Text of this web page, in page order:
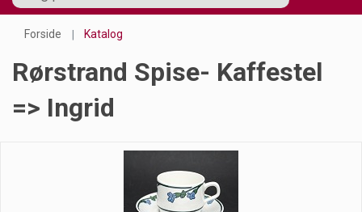
Forside Katalog
Rørstrand Spise- Kaffestel
=> Ingrid